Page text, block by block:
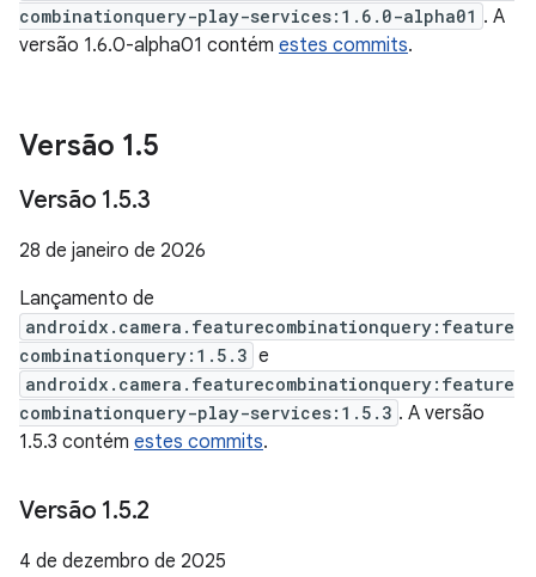
combinationquery-play-services:1.6.0-alpha01 . A
versão 1.6.0-alpha01 contém estes commits.
Versão 1.5
Versão 1.5.3
28 de janeiro de 2026
Lançamento de
androidx.camera.featurecombinationquery:feature
combinationquery:1.5.3 e
androidx.camera.featurecombinationquery:feature
combinationquery-play-services:1.5.3 . A versão
1.5.3 contém estes commits.
Versão 1.5.2
4 de dezembro de 2025